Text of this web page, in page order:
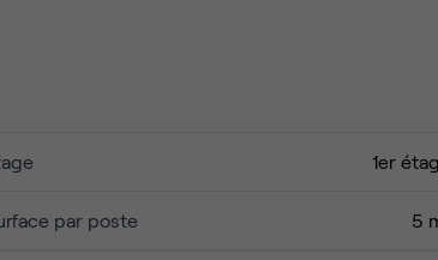
1er
par poste 5